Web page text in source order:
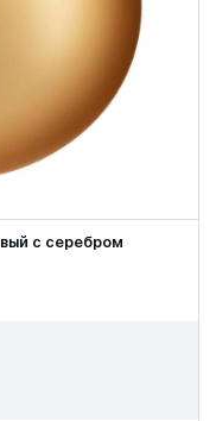
с серебром